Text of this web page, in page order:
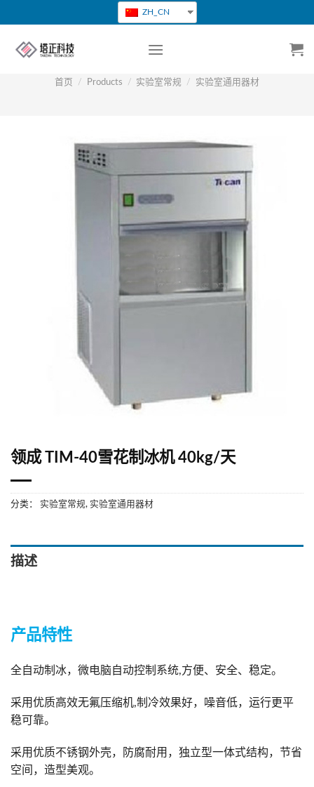
转
ZH_CN
首页 / Products / 实验室常规 / 实验室通用器材
领成 TIM-40雪花制冰机 40kg/天
分类： 实验室常规, 实验室通用器材
描述
产品特性
全自动制冰，微电脑自动控制系统,方便、安全、稳定。
采用优质高效无氟压缩机,制冷效果好，噪音低，运行更平
稳可靠。
采用优质不锈钢外壳，防腐耐用，独立型一体式结构，节省
空间，造型美观。